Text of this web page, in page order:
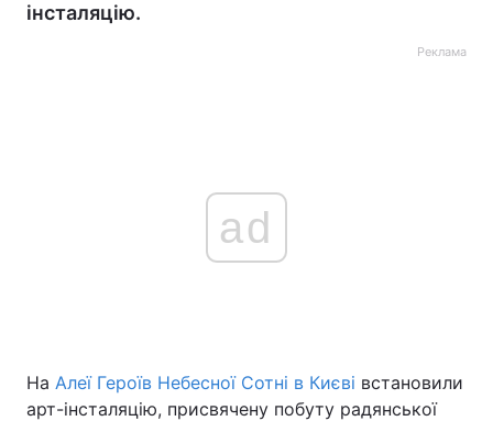
Україна Політика
інсталяцію.
Реклама
ad
На Алеї Героїв Небесної Сотні в Києві встановили
арт-інсталяцію, присвячену побуту радянської